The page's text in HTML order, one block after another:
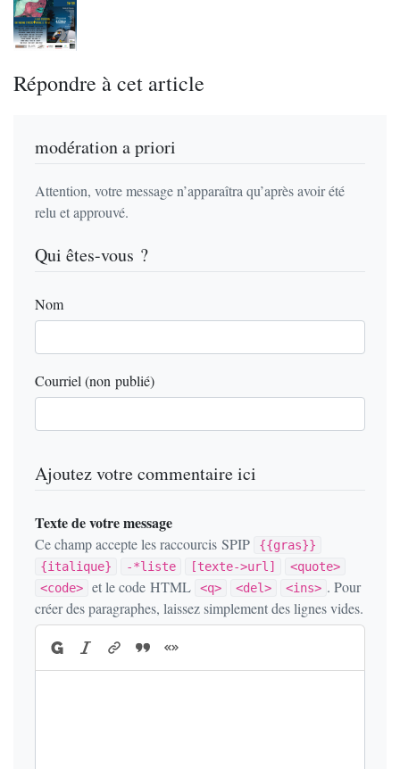
Répondre à cet article
modération a priori
Attention, votre message n’apparaîtra qu’après avoir été
relu et approuvé.
Qui êtes-vous ?
Nom
Courriel (non publié)
Ajoutez votre commentaire ici
Texte de votre message
Ce champ accepte les raccourcis SPIP
{{gras}}
{italique}
-*liste [texte->url]
<quote>
<code>
et le code HTML <q> <del> <ins> . Pour
créer des paragraphes, laissez simplement des lignes vides.